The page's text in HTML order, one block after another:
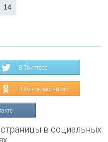
14
В Твиттере
В Одноклассниках
в социальных